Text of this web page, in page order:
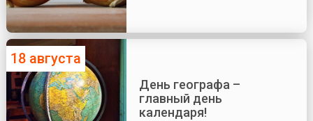
18 августа
День географа –
главный день
календаря!